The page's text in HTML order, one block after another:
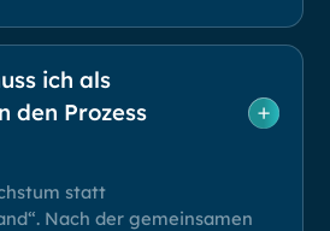
ich als
den Prozess
statt
Nach der gemeinsamen